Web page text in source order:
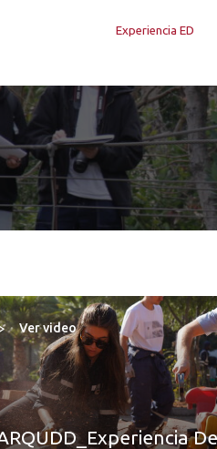
Experiencia ED
Ver video